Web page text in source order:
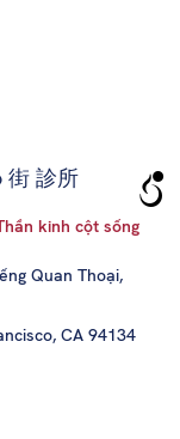
街 診所
kinh cột sống
Quan Thoại,
CA 94134